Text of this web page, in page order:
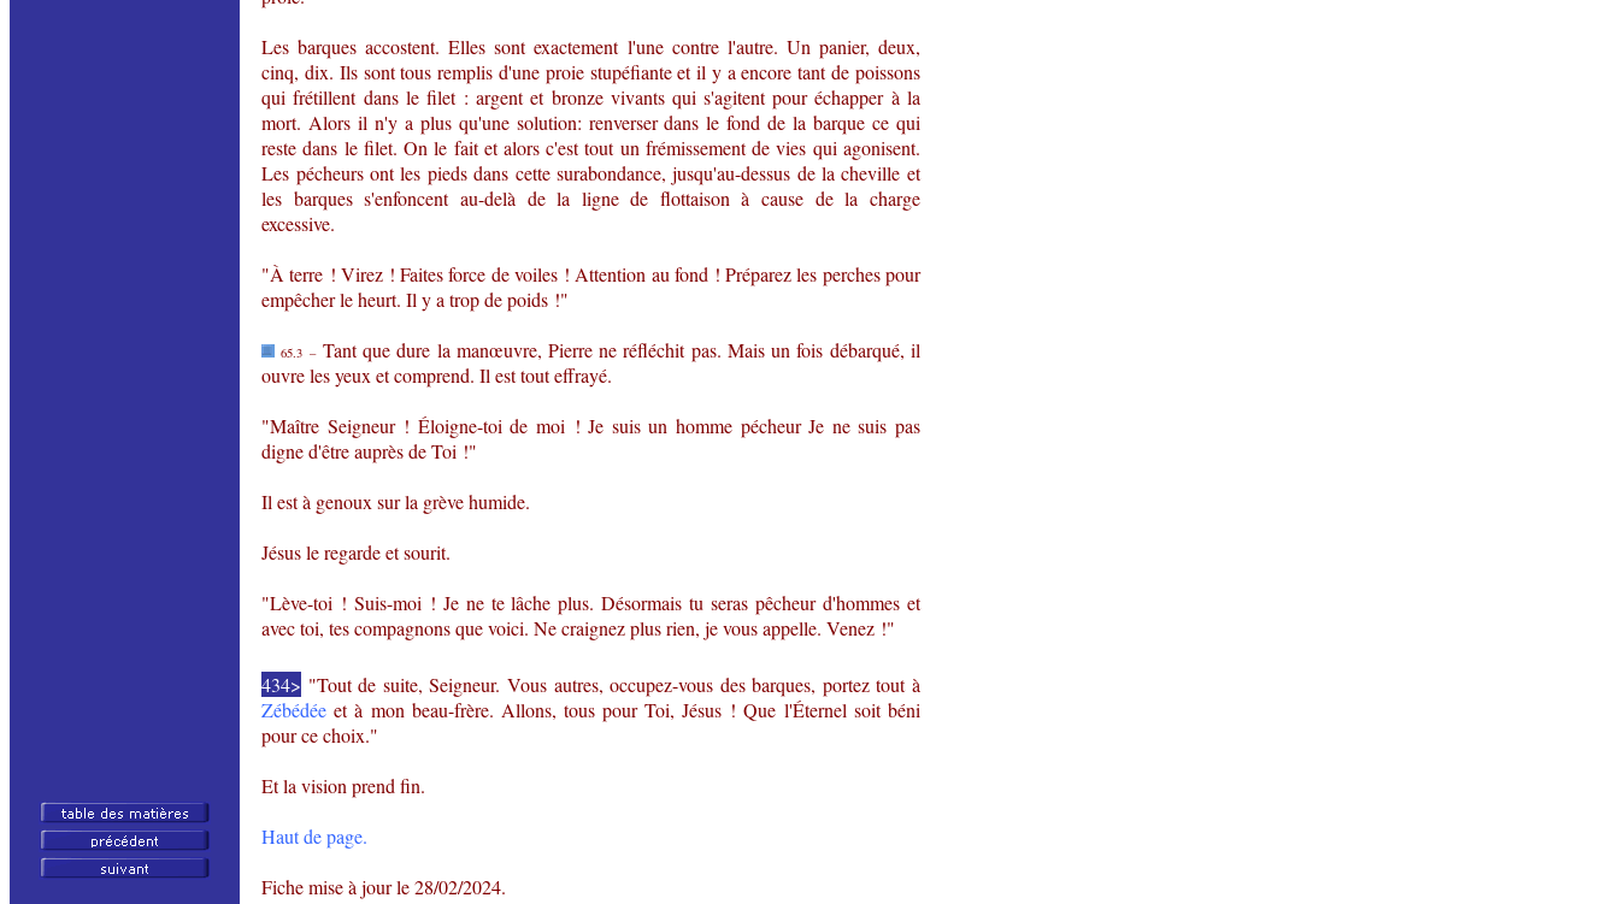
Les barques accostent. Elles sont exactement l'une contre l'autre. Un panier, deux,
cinq, dix. Ils sont tous remplis d'une proie stupéfiante et il y a encore tant de poissons
qui frétillent dans le filet : argent et bronze vivants qui s'agitent pour échapper à la
mort. Alors il n'y a plus qu'une solution: renverser dans le fond de la barque ce qui
reste dans le filet. On le fait et alors c'est tout un frémissement de vies qui agonisent.
Les pécheurs ont les pieds dans cette surabondance, jusqu'au-dessus de la cheville et
les barques s'enfoncent au-delà de la ligne de flottaison à cause de la charge
excessive.
"À terre ! Virez ! Faites force de voiles ! Attention au fond ! Préparez les perches pour
empêcher le heurt. Il y a trop de poids !"
65.3 –Tant que dure la manœuvre, Pierre ne réfléchit pas. Mais un fois débarqué, il
ouvre les yeux et comprend. Il est tout effrayé.
"Maître Seigneur ! Éloigne-toi de moi ! Je suis un homme pécheur Je ne suis pas
digne d'être auprès de Toi !"
Il est à genoux sur la grève humide.
Jésus le regarde et sourit.
"Lève-toi ! Suis-moi ! Je ne te lâche plus. Désormais tu seras pêcheur d'hommes et
avec toi,tescompagnons que voici. Ne craignez plus rien, je vous appelle. Venez !"
434> "Tout de suite, Seigneur. Vous autres, occupez-vous des barques, portez tout à
Zébédée et à mon beau-frère. Allons, tous pour Toi, Jésus ! Que l'Éternel soit béni
pour ce choix."
Et la vision prend fin.
Haut de page.
Fiche mise à jour le28/02/2024.